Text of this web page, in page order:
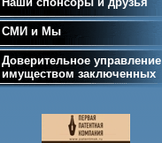
СМИ и Мы
Доверительное управление
имуществом заключенных